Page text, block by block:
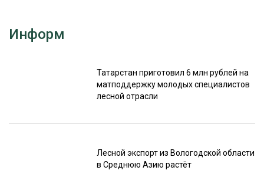
Информ
Татарстан приготовил 6 млн рублей на
матподдержку молодых специалистов
лесной отрасли
Лесной экспорт из Вологодской области
в Среднюю Азию растёт